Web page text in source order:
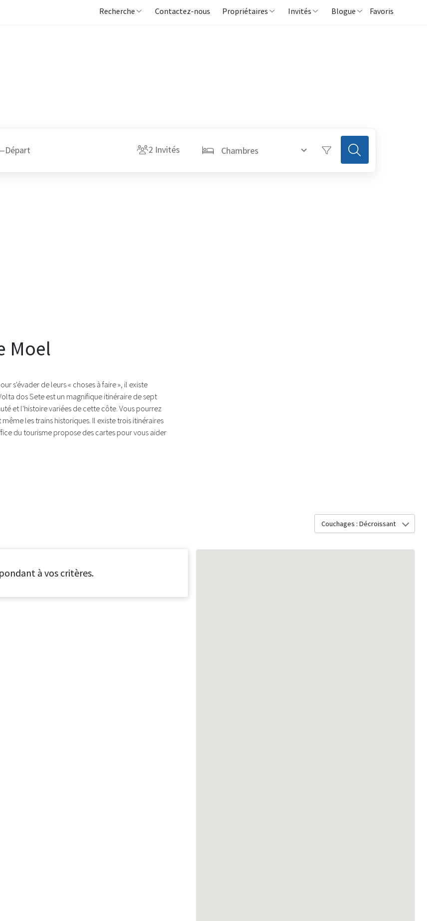
Recherche Contactez-nous Propriétaires Invités Blogue Favoris
Départ 2 Invités
Moel
s'évader de leurs « choses à faire », il existe
dos Sete est un magnifique itinéraire de sept
et l'histoire variées de cette côte. Vous pourrez
les trains historiques. Il existe trois itinéraires
du tourisme propose des cartes pour vous aider
Couchages : Décroissant
à vos critères.